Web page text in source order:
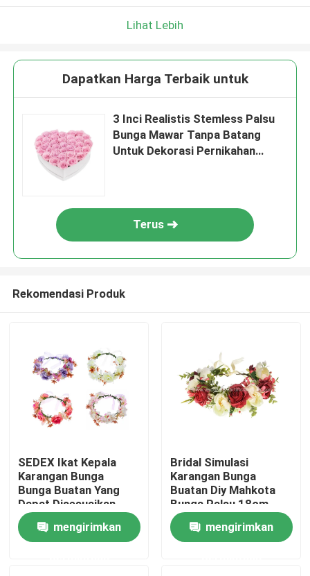
Rumah
Produk
Lihat Lebih
Dapatkan Harga Terbaik untuk
3 Inci Realistis Stemless Palsu
Bunga Mawar Tanpa Batang
Untuk Dekorasi Pernikahan
Terus
Rekomendasi Produk
SEDEX Ikat Kepala
Karangan Bunga
Bunga Buatan Yang
Dapat Disesuaikan
Untuk Pernikahan OEM
mengirimkan
Bridal Simulasi
Karangan Bunga
Buatan Diy Mahkota
Bunga Palsu 18cm
mengirimkan